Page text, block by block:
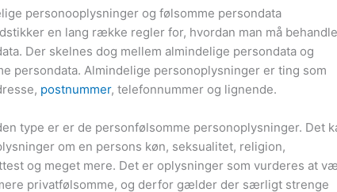
personooplysninger og følsomme persondata
en lang række regler for, hvordan man må behandle
Der skelnes dog mellem almindelige persondata og
persondata. Almindelige personoplysninger er ting som
postnummer, telefonnummer og lignende.
type er er de personfølsomme personoplysninger. Det
om en persons køn, seksualitet, religion,
og meget mere. Det er oplysninger som vurderes at
privatfølsomme, og derfor gælder der særligt strenge